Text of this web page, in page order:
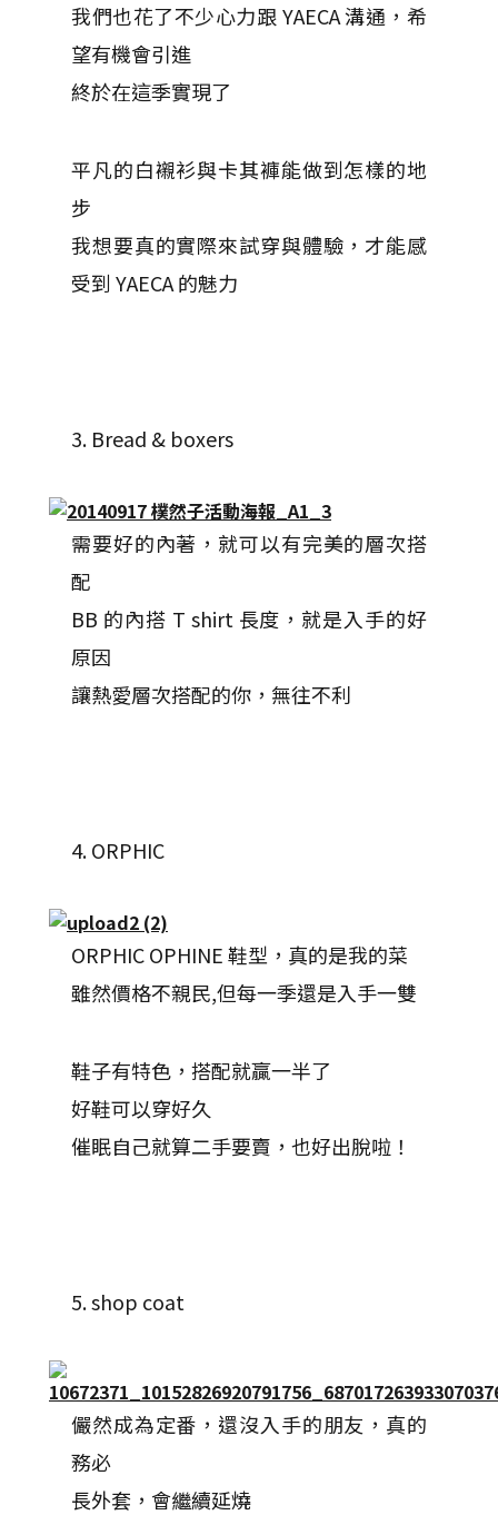
我們也花了不少心力跟 YAECA 溝通，希
望有機會引進
終於在這季實現了
平凡的白襯衫與卡其褲能做到怎樣的地
步
我想要真的實際來試穿與體驗，才能感
受到 YAECA 的魅力
3. Bread & boxers
需要好的內著，就可以有完美的層次搭
配
BB 的內搭 T shirt 長度，就是入手的好
原因
讓熱愛層次搭配的你，無往不利
4. ORPHIC
ORPHIC OPHINE 鞋型，真的是我的菜
雖然價格不親民,但每一季還是入手一雙
鞋子有特色，搭配就贏一半了
好鞋可以穿好久
催眠自己就算二手要賣，也好出脫啦！
5. shop coat
儼然成為定番，還沒入手的朋友，真的
務必
長外套，會繼續延燒